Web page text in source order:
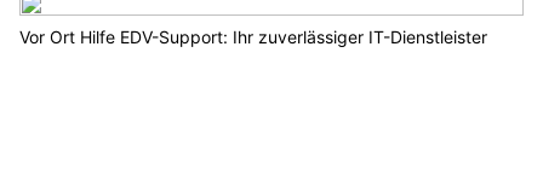
Vor Ort Hilfe EDV-Support: Ihr zuverlässiger IT-Dienstleister